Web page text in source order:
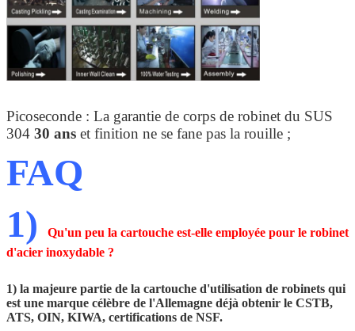
Picoseconde : La garantie de corps de robinet du SUS
304 30 ans et finition ne se fane pas la rouille ;
FAQ
1)
Qu'un peu la cartouche est-elle employée pour le robinet
d'acier inoxydable ?
1) la majeure partie de la cartouche d'utilisation de robinets qui
est une marque célèbre de l'Allemagne déjà obtenir le CSTB,
ATS, OIN, KIWA, certifications de NSF.